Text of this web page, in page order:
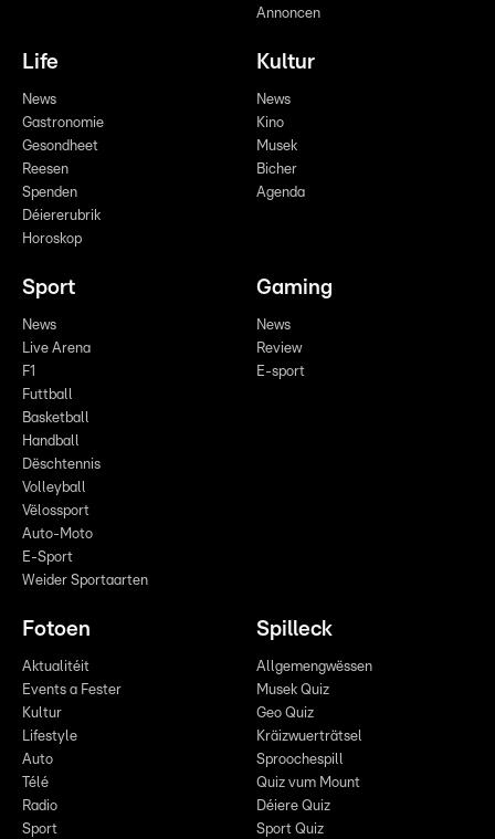
Annoncen
Life
News
Gastronomie
Gesondheet
Reesen
Spenden
Déiererubrik
Horoskop
Kultur
News
Kino
Musek
Bicher
Agenda
Sport
News
Live Arena
F1
Futtball
Basketball
Handball
Dëschtennis
Volleyball
Vëlossport
Auto-Moto
E-Sport
Weider Sportaarten
Gaming
News
Review
E-sport
Fotoen
Aktualitéit
Events a Fester
Kultur
Lifestyle
Auto
Télé
Radio
Sport
Spilleck
Allgemengwëssen
Musek Quiz
Geo Quiz
Kräizwuerträtsel
Sproochespill
Quiz vum Mount
Déiere Quiz
Sport Quiz